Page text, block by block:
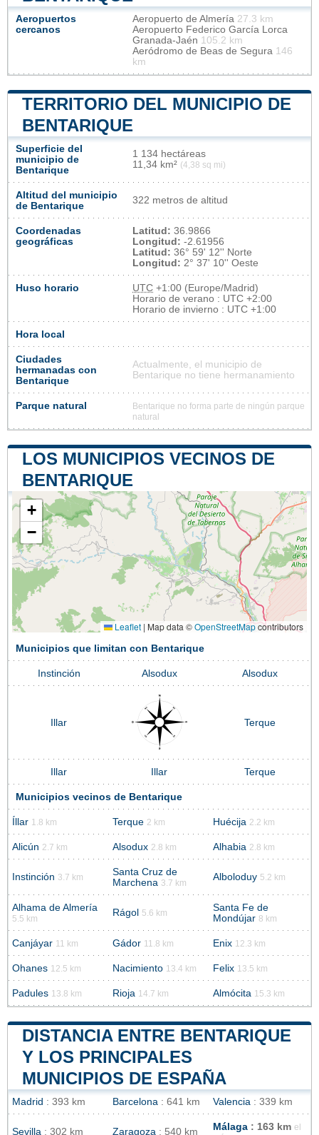
Aeropuertos
cercanos
Aeropuerto de Almería 27.3 km
Aeropuerto Federico García Lorca
Granada-Jaén 105.2 km
Aeródromo de Beas de Segura 146
km
TERRITORIO DEL MUNICIPIO DE
BENTARIQUE
Superficie del
municipio de
Bentarique
1 134 hectáreas
11,34 km² (4,38 sq mi)
Altitud del municipio
de Bentarique
322 metros de altitud
Coordenadas
geográficas
Latitud: 36.9866
Longitud: -2.61956
Latitud: 36° 59' 12'' Norte
Longitud: 2° 37' 10'' Oeste
Huso horario UTC +1:00 (Europe/Madrid)
Horario de verano : UTC +2:00
Horario de invierno : UTC +1:00
Hora local
Ciudades
hermanadas con
Bentarique
Actualmente, el municipio de
Bentarique no tiene hermanamiento
Parque natural
Bentarique no forma parte de ningún parque
natural
LOS MUNICIPIOS VECINOS DE
BENTARIQUE
+
−
Leaflet | Map data ©OpenStreetMapcontributors
Municipios que limitan con Bentarique
Instinción Alsodux Alsodux
Illar Terque
Illar Illar Terque
Municipios vecinos de Bentarique
Íllar 1.8 km Terque 2 km Huécija 2.2 km
Alicún 2.7 km Alsodux 2.8 km Alhabia 2.8 km
Instinción 3.7 km
Santa Cruz de
Marchena 3.7 km
Alboloduy 5.2 km
Alhama de Almería
5.5 km
Rágol 5.6 km
Santa Fe de
Mondújar 8 km
Canjáyar 11 km Gádor 11.8 km Enix 12.3 km
Ohanes 12.5 km Nacimiento 13.4 km Felix 13.5 km
Padules 13.8 km Rioja 14.7 km Almócita 15.3 km
DISTANCIA ENTRE BENTARIQUE
Y LOS PRINCIPALES
MUNICIPIOS DE ESPAÑA
Madrid : 393 km Barcelona : 641 km Valencia : 339 km
Sevilla : 302 km Zaragoza : 540 km Málaga : 163 km el